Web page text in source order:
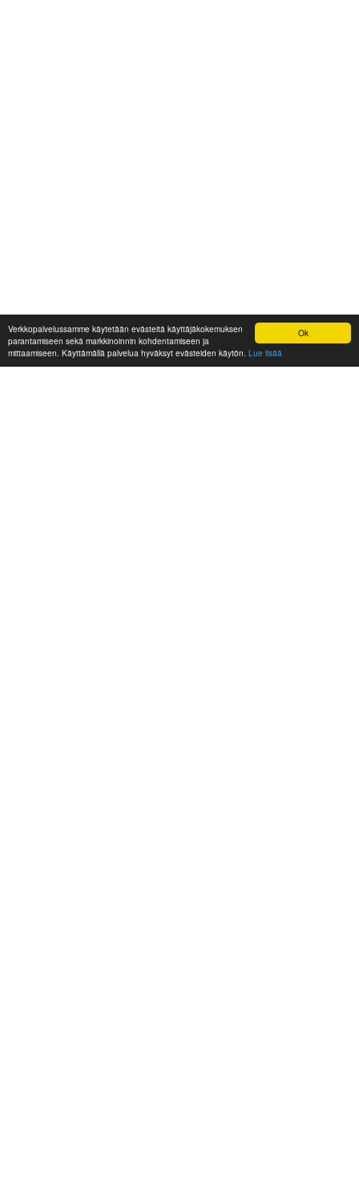
Ok
Verkkopalvelussamme käytetään evästeitä käyttäjäkokemuksen
parantamiseen sekä markkinoinnin kohdentamiseen ja
mittaamiseen. Käyttämällä palvelua hyväksyt evästeiden käytön. Lue lisää